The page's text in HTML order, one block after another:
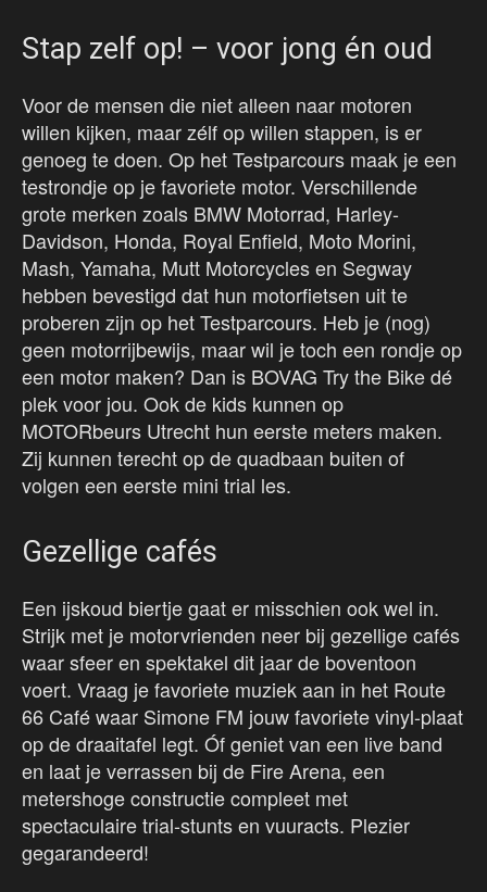
Stap zelf op! – voor jong én oud
Voor de mensen die niet alleen naar motoren
willen kijken, maar zélf op willen stappen, is er
genoeg te doen. Op het Testparcours maak je een
testrondje op je favoriete motor. Verschillende
grote merken zoals BMW Motorrad, Harley-
Davidson, Honda, Royal Enfield, Moto Morini,
Mash, Yamaha, Mutt Motorcycles en Segway
hebben bevestigd dat hun motorfietsen uit te
proberen zijn op het Testparcours. Heb je (nog)
geen motorrijbewijs, maar wil je toch een rondje op
een motor maken? Dan is BOVAG Try the Bike dé
plek voor jou. Ook de kids kunnen op
MOTORbeurs Utrecht hun eerste meters maken.
Zij kunnen terecht op de quadbaan buiten of
volgen een eerste mini trial les.
Gezellige cafés
Een ijskoud biertje gaat er misschien ook wel in.
Strijk met je motorvrienden neer bij gezellige cafés
waar sfeer en spektakel dit jaar de boventoon
voert. Vraag je favoriete muziek aan in het Route
66 Café waar Simone FM jouw favoriete vinyl-plaat
op de draaitafel legt. Óf geniet van een live band
en laat je verrassen bij de Fire Arena, een
metershoge constructie compleet met
spectaculaire trial-stunts en vuuracts. Plezier
gegarandeerd!